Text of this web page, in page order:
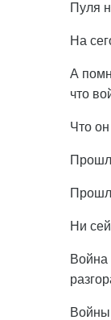
Пуля
На
А
что
Что
Ни
Война
Войны